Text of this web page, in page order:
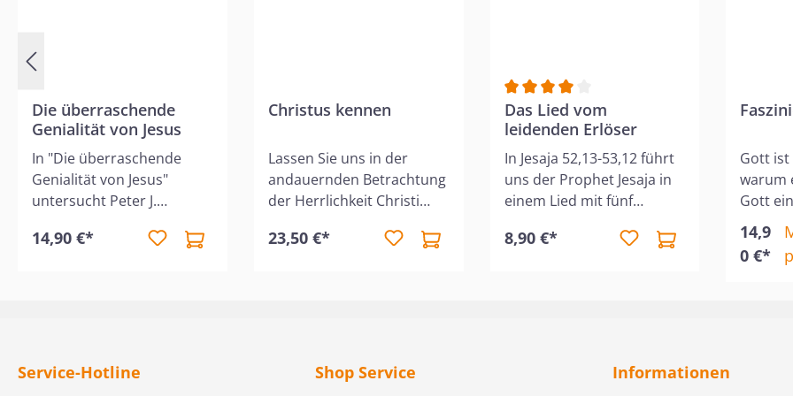
Die überraschende
Genialität von Jesus
In "Die überraschende
Genialität von Jesus"
untersucht Peter J.
des verlorenen Sohnes,
wirkungsvolle
14,90 €*
Christus kennen
Lassen Sie uns in der
andauernden Betrachtung
der Herrlichkeit Christi
ihm ausströmen, um all
Gehorsams zu erfüllen.
23,50 €*
Durchschnittliche Bewertung von 4 von 5
Das Lied vom
leidenden Erlöser
In Jesaja 52,13-53,12 führt
uns der Prophet Jesaja in
einem Lied mit fünf
Höhepunkt des Alten
Verachtung ging. Jesus
8,90 €*
Gott ist
warum
Gott
ist.
des
Wie
14,9
0 €*
Service-Hotline Shop Service Informationen